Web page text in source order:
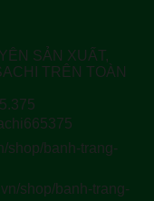
SẢN XUẤT,
TRÊN TOÀN
shop/banh-trang-
shop/banh-trang-